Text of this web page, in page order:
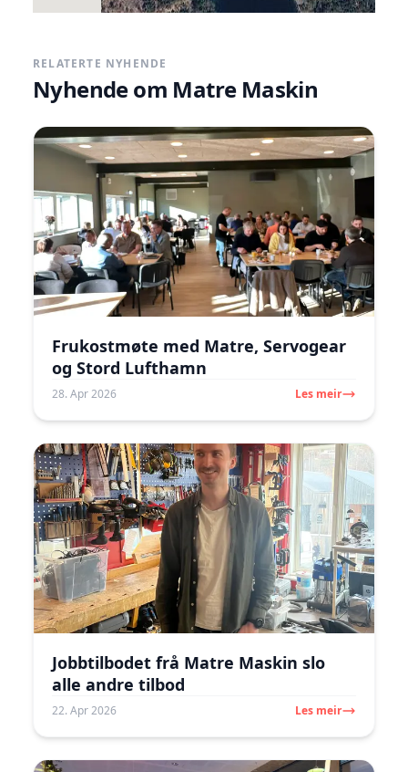
RELATERTE NYHENDE
Nyhende om Matre Maskin
Frukostmøte med Matre, Servogear
og Stord Lufthamn
28. Apr 2026 Les meir
Jobbtilbodet frå Matre Maskin slo
alle andre tilbod
22. Apr 2026 Les meir